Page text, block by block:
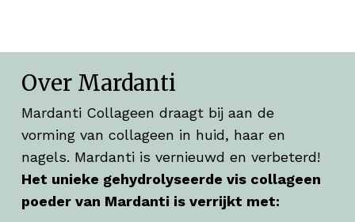
Over Mardanti
Mardanti Collageen draagt bij aan de
vorming van collageen in huid, haar en
nagels. Mardanti is vernieuwd en verbeterd!
Het unieke gehydrolyseerde vis collageen
poeder van Mardanti is verrijkt met: